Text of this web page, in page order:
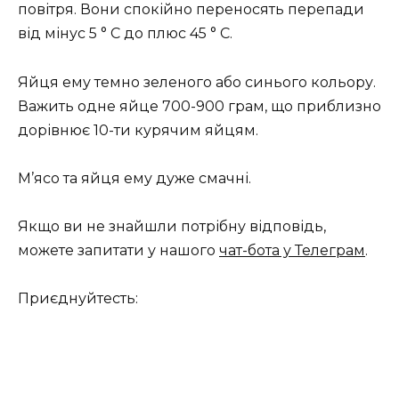
повітря. Вони спокійно переносять перепади
від мінус 5 ° C до плюс 45 ° C.
Яйця ему темно зеленого або синього кольору.
Важить одне яйце 700-900 грам, що приблизно
дорівнює 10-ти курячим яйцям.
М’ясо та яйця ему дуже смачні.
Якщо ви не знайшли потрібну відповідь,
можете запитати у нашого чат-бота у Телеграм.
Приєднуйтесть: